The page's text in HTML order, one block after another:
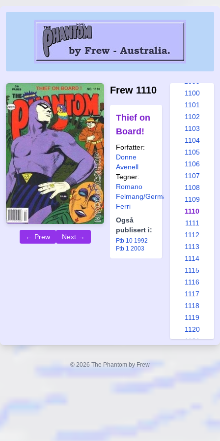
← Prew Next →
Frew 1110
Thief on
Board!
Forfatter:
Donne
Avenell
Tegner:
Romano
Felmang/Germano
Ferri
Også
publisert i:
Ftb 10 1992
Ftb 1 2003
1093
1094
1100
1101
1102
1103
1104
1105
1106
1107
1108
1109
1110
1111
1112
1113
1114
1115
1116
1117
1118
1119
1120
1121
© 2026 The Phantom by Frew